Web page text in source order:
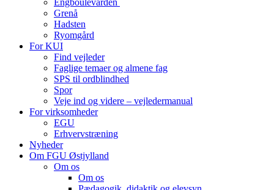
Grenå
Hadsten
Ryomgård
For KUI
Find vejleder
Faglige temaer og almene fag
SPS til ordblindhed
Spor
Veje ind og videre – vejledermanual
For virksomheder
EGU
Erhvervstræning
Nyheder
Om FGU Østjylland
Om os
Om os